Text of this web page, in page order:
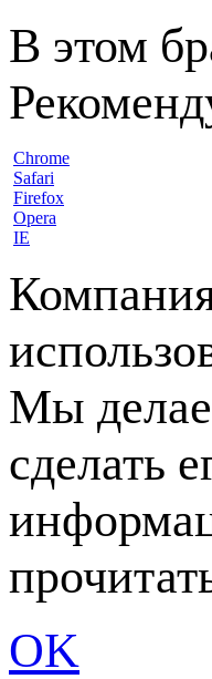
В этом
Chrome
Safari
Firefox
Opera
IE
Мы
сделать
OK